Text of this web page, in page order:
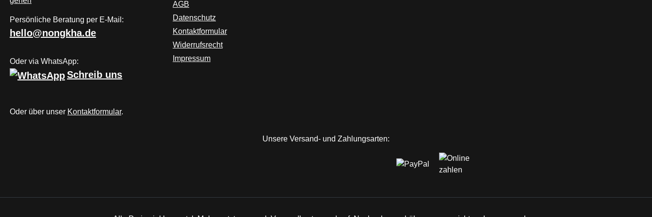
Persönliche Beratung per E-Mail:
hello@nongkha.de
Oder via WhatsApp:
Schreib uns
Oder über unser Kontaktformular.
AGB
Datenschutz
Kontaktformular
Widerrufsrecht
Impressum
Unsere Versand- und Zahlungsarten: